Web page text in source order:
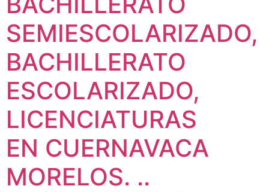
SEMIESCOLARIZADO,
BACHILLERATO
ESCOLARIZADO,
LICENCIATURAS
EN CUERNAVACA
MORELOS. ..